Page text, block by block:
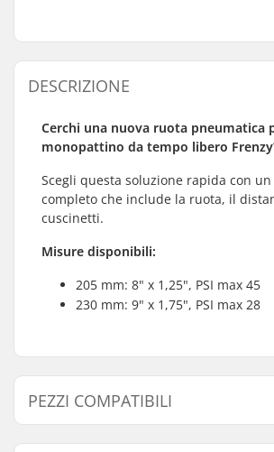
DESCRIZIONE
Cerchi una nuova ruota pneumatica
monopattino da tempo libero
Scegli questa soluzione rapida con
completo che include la ruota, il
cuscinetti.
Misure disponibili:
205 mm: 8" x 1,25", PSI max 45
230 mm: 9" x 1,75", PSI max 28
PEZZI COMPATIBILI
Trova prodotti compatibili con Frenzy